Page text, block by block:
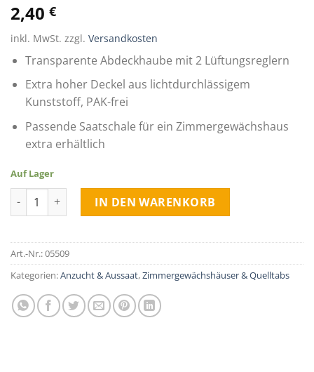
2,40 €
inkl. MwSt. zzgl. Versandkosten
Transparente Abdeckhaube mit 2 Lüftungsreglern
Extra hoher Deckel aus lichtdurchlässigem
Kunststoff, PAK-frei
Passende Saatschale für ein Zimmergewächshaus
extra erhältlich
Auf Lager
Zimmergewächshaus Deckel transparent 38x24x13cm quantity
IN DEN WARENKORB
Art.-Nr.:05509
Kategorien:Anzucht & Aussaat,Zimmergewächshäuser & Quelltabs